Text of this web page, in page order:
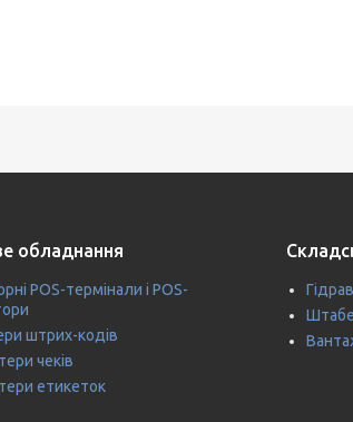
обладнання
POS-термінали і POS-
штрих-кодів
чеків
етикеток